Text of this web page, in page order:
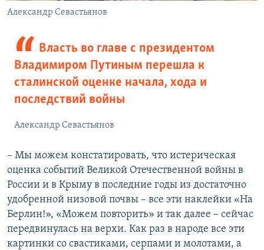
Александр Севастьянов
Власть во главе с президентом
Владимиром Путиным перешла к
сталинской оценке начала, хода и
последствий войны
Александр Севастьянов
– Мы можем констатировать, что истерическая
оценка событий Великой Отечественной войны в
России и в Крыму в последние годы из достаточно
удобренной низовой почвы – все эти наклейки «На
Берлин!», «Можем повторить» и так далее – сейчас
передвинулась на верхи. Как раз в народе все эти
картинки со свастиками, серпами и молотами, а